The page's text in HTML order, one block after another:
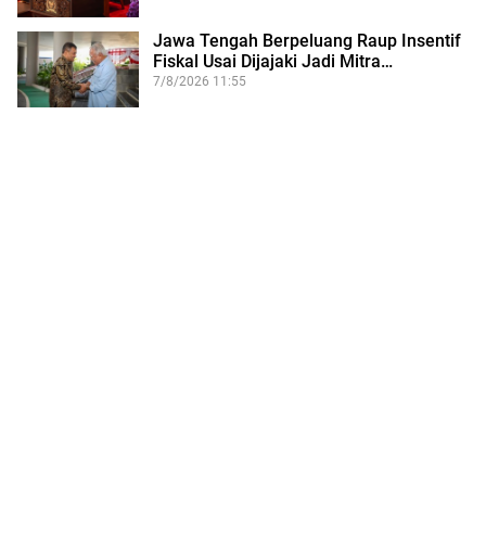
Jawa Tengah Berpeluang Raup Insentif
Fiskal Usai Dijajaki Jadi Mitra…
7/8/2026 11:55